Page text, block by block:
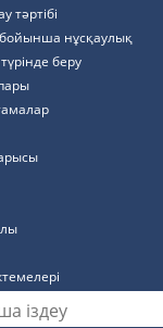
тәртібі
бойынша нұсқаулық
беру